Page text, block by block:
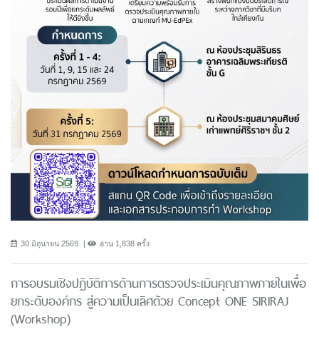
30 มิถุนายน 2569 อ่าน 1,838 ครั้ง
การอบรมเชิงปฏิบัติการด้านการตรวจประเมินคุณภาพภายในเพื่อ
ยกระดับองค์กร สู่ความเป็นเลิศด้วย Concept ONE SIRIRAJ
(Workshop)